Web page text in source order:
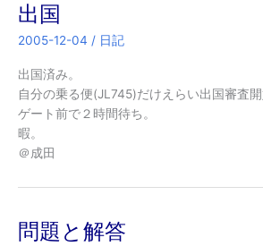
出国
2005-12-04 / 日記
出国済み。
自分の乗る便(JL745)だけえらい出国審査開
ゲート前で２時間待ち。
暇。
＠成田
問題と解答